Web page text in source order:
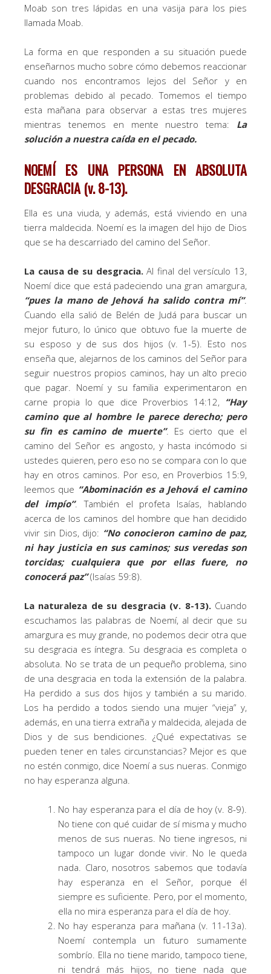
Moab son tres lápidas en una vasija para los pies
llamada Moab.
La forma en que responden a su situación puede
enseñarnos mucho sobre cómo debemos reaccionar
cuando nos encontramos lejos del Señor y en
problemas debido al pecado. Tomemos el tiempo
esta mañana para observar a estas tres mujeres
mientras tenemos en mente nuestro tema: La
solución a nuestra caída en el pecado.
NOEMÍ ES UNA PERSONA EN ABSOLUTA
DESGRACIA (v. 8-13).
Ella es una viuda, y además, está viviendo en una
tierra maldecida. Noemí es la imagen del hijo de Dios
que se ha descarriado del camino del Señor.
La causa de su desgracia.Al final del versículo 13,
Noemí dice que está padeciendo una gran amargura,
“pues la mano de Jehová ha salido contra mí”.
Cuando ella salió de Belén de Judá para buscar un
mejor futuro, lo único que obtuvo fue la muerte de
su esposo y de sus dos hijos (v. 1-5). Esto nos
enseña que, alejarnos de los caminos del Señor para
seguir nuestros propios caminos, hay un alto precio
que pagar. Noemí y su familia experimentaron en
carne propia lo que dice Proverbios 14:12, “Hay
camino que al hombre le parece derecho; pero
su fin es camino de muerte”. Es cierto que el
camino del Señor es angosto, y hasta incómodo si
ustedes quieren, pero eso no se compara con lo que
hay en otros caminos. Por eso, en Proverbios 15:9,
leemos que “Abominación es a Jehová el camino
del impío”. También el profeta Isaías, hablando
acerca de los caminos del hombre que han decidido
vivir sin Dios, dijo: “No conocieron camino de paz,
ni hay justicia en sus caminos; sus veredas son
torcidas; cualquiera que por ellas fuere, no
conocerá paz”(Isaías 59:8).
La naturaleza de su desgracia (v. 8-13).Cuando
escuchamos las palabras de Noemí, al decir que su
amargura es muy grande, no podemos decir otra que
su desgracia es íntegra. Su desgracia es completa o
absoluta. No se trata de un pequeño problema, sino
de una desgracia en toda la extensión de la palabra.
Ha perdido a sus dos hijos y también a su marido.
Los ha perdido a todos siendo una mujer “vieja” y,
además, en una tierra extraña y maldecida, alejada de
Dios y de sus bendiciones. ¿Qué expectativas se
pueden tener en tales circunstancias? Mejor es que
no estén conmigo, dice Noemí a sus nueras. Conmigo
no hay esperanza alguna.
No hay esperanza para el día de hoy (v. 8-9).
No tiene con qué cuidar de sí misma y mucho
menos de sus nueras. No tiene ingresos, ni
tampoco un lugar donde vivir. No le queda
nada. Claro, nosotros sabemos que todavía
hay esperanza en el Señor, porque él
siempre es suficiente. Pero, por el momento,
ella no mira esperanza para el día de hoy.
No hay esperanza para mañana (v. 11-13a).
Noemí contempla un futuro sumamente
sombrío. Ella no tiene marido, tampoco tiene,
ni tendrá más hijos, no tiene nada que